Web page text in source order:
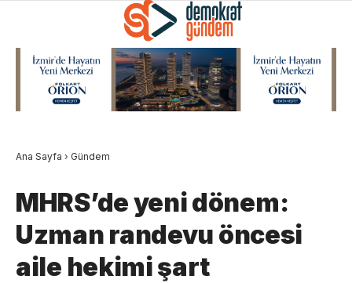
Ana Sayfa › Gündem
MHRS’de yeni dönem:
Uzman randevu öncesi
aile hekimi şart